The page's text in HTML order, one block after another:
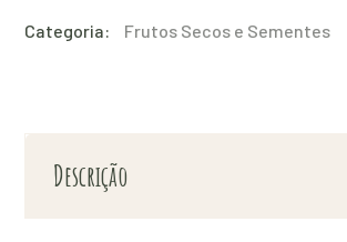
quantity
Categoria: Frutos Secos e Sementes
Descrição